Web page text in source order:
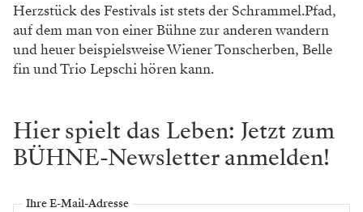
Herzstück des Festivals ist stets der Schrammel.Pfad,
auf dem man von einer Bühne zur anderen wandern
und heuer beispielsweise Wiener Tonscherben, Belle
fin und Trio Lepschi hören kann.
Hier spielt das Leben: Jetzt zum
BÜHNE-Newsletter anmelden!
Ihre E-Mail-Adresse